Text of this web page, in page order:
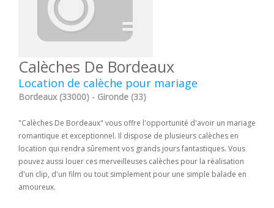
Calèches De Bordeaux
Location de calèche pour mariage
Bordeaux (33000) - Gironde (33)
"Calèches De Bordeaux" vous offre l'opportunité d'avoir un mariage
romantique et exceptionnel. Il dispose de plusieurs calèches en
location qui rendra sûrement vos grands jours fantastiques. Vous
pouvez aussi louer ces merveilleuses calèches pour la réalisation
d'un clip, d'un film ou tout simplement pour une simple balade en
amoureux.